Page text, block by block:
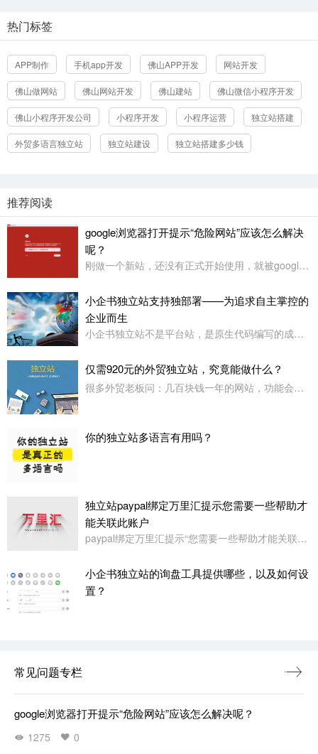
热门标签
APP制作 手机app开发 佛山APP开发 网站开发
佛山做网站 佛山网站开发 佛山建站 佛山微信小程序开发
佛山小程序开发公司 小程序开发 小程序运营 独立站搭建
外贸多语言独立站 独立站建设 独立站搭建多少钱
推荐阅读
google浏览器打开提示“危险网站”应该怎么解决
呢？
刚做一个新站，还没有正式开始使用，就被google浏览器定义为“危险网站”了，其它浏览器没有任何提示或影响
小企书独立站支持独部署——为追求自主掌控的
企业而生
小企书独立站不是平台站，是原生代码编写的成品站。不依赖于任何第三方平台，所以是支持客户自行购买服务器，并把网站搭建在自己的服务器上使用！
仅需920元的外贸独立站，究竟能做什么？
很多外贸老板问：几百块钱一年的网站，功能会不会很简陋？小企书专业版本用实力告诉你：920元，足够打造一个专业级的外贸展示站。
你的独立站多语言有用吗？
独立站paypal绑定万里汇提示您需要一些帮助才
能关联此账户
paypal绑定万里汇提示“您需要一些帮助才能关联此账户。请联系我们寻求帮助,或者您也可以绑定其它账户”
小企书独立站的询盘工具提供哪些，以及如何设
置？
常见问题专栏
google浏览器打开提示“危险网站”应该怎么解决呢？
1275 0